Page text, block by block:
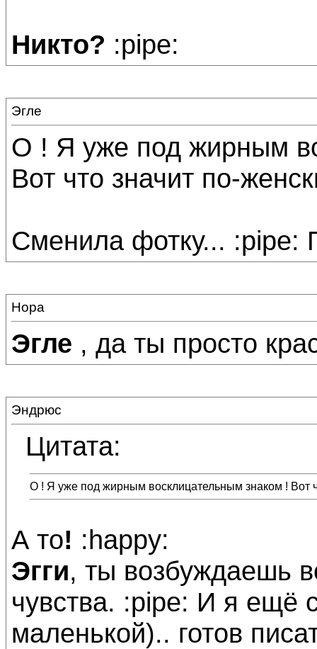
Никто? :pipe:
Эгле
О ! Я уже под жирным
Вот что значит по-
Сменила фотку... :pipe:
Нора
Эгле , да ты просто
Эндрюс
Цитата:
О ! Я уже под жирным восклицательным знаком ! Вот
А то! :happy:
Эгги, ты возбуждаешь
чувства. :pipe: И я ещё
маленькой).. готов